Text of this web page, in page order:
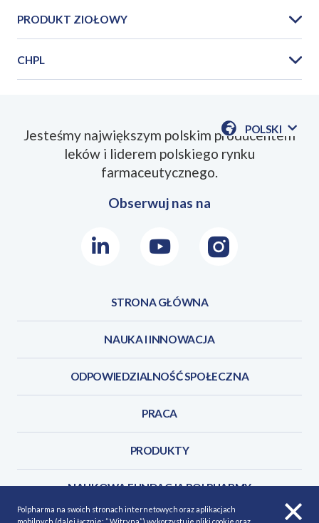
PRODUKT ZIOŁOWY
CHPL
SmPC_Melisa_Fix_2023_11PL.pdf
POLSKI
POKAŻ
Jesteśmy największym polskim producentem
leków i liderem polskiego rynku
farmaceutycznego.
Obserwuj nas na
LinkedInYoutubeInstagram
STRONA GŁÓWNA
NAUKA I INNOWACJA
ODPOWIEDZIALNOŚĆ SPOŁECZNA
PRACA
PRODUKTY
NAUKOWA FUNDACJA POLPHARMY
Polpharma na swoich stronach internetowych oraz aplikacjach